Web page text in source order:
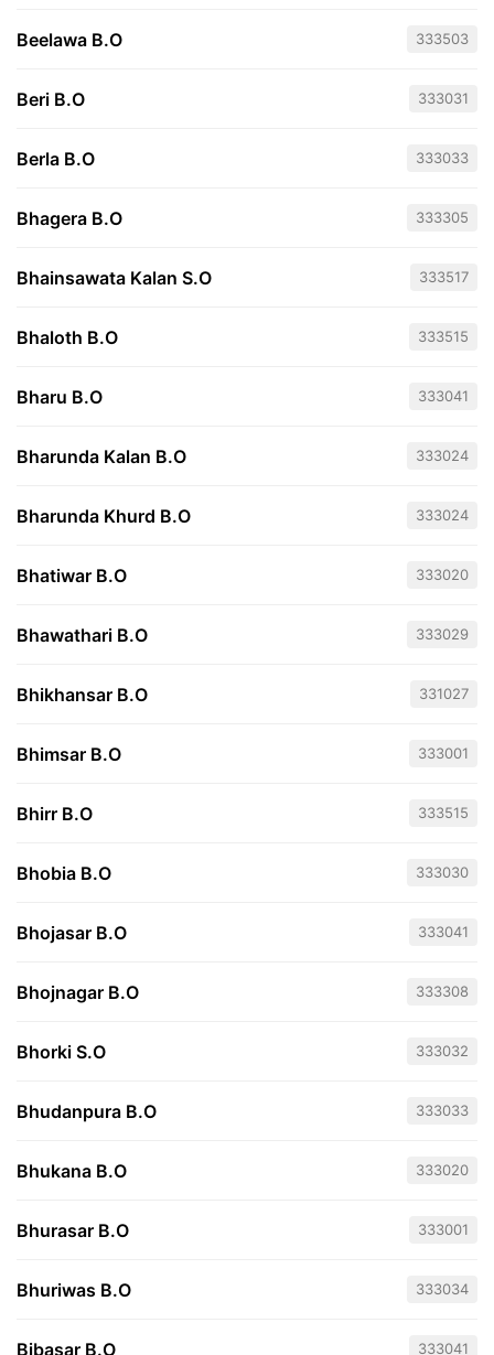
Beelawa B.O 333503
Beri B.O 333031
Berla B.O 333033
Bhagera B.O 333305
Bhainsawata Kalan S.O 333517
Bhaloth B.O 333515
Bharu B.O 333041
Bharunda Kalan B.O 333024
Bharunda Khurd B.O 333024
Bhatiwar B.O 333020
Bhawathari B.O 333029
Bhikhansar B.O 331027
Bhimsar B.O 333001
Bhirr B.O 333515
Bhobia B.O 333030
Bhojasar B.O 333041
Bhojnagar B.O 333308
Bhorki S.O 333032
Bhudanpura B.O 333033
Bhukana B.O 333020
Bhurasar B.O 333001
Bhuriwas B.O 333034
Bibasar B.O 333041